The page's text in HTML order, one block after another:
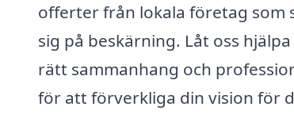
offerter från lokala företag som
sig på beskärning. Låt oss
rätt sammanhang och
för att förverkliga din vision för